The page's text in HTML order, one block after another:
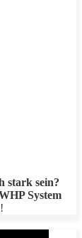
stark sein?
System